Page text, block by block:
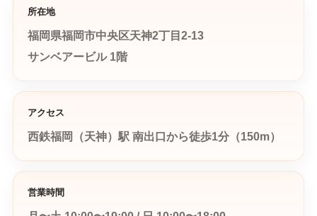
所在地
福岡県福岡市中央区天神2丁目2-13
サンベアービル 1階
アクセス
西鉄福岡（天神）駅 南出口から徒歩1分（150m）
営業時間